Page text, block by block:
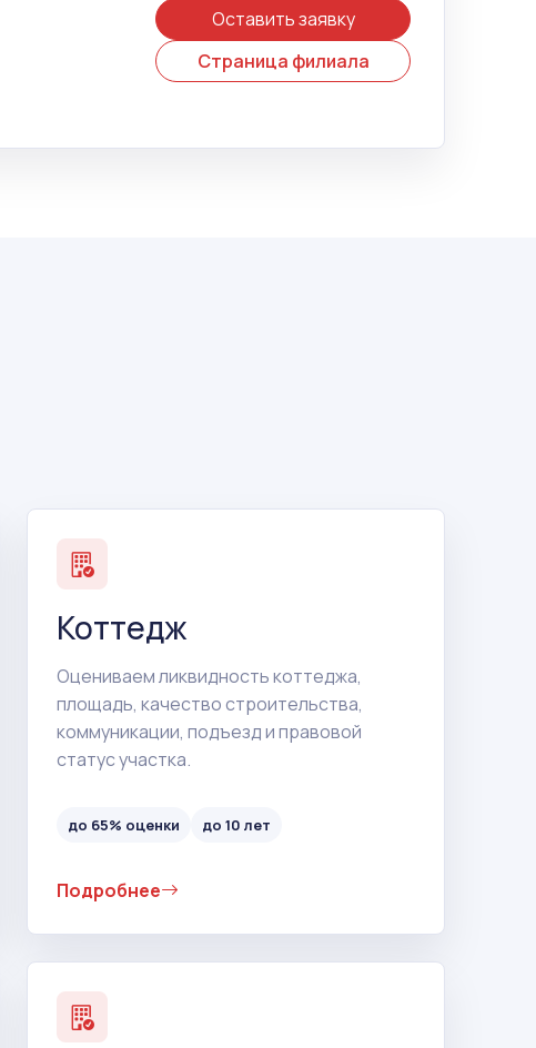
Оставить заявку
Страница филиала
Коттедж
Оцениваем ликвидность коттеджа,
площадь, качество строительства,
коммуникации, подъезд и правовой
статус участка.
до 65% оценки до 10 лет
Подробнее